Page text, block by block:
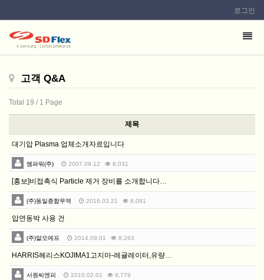
로그인
이
면
록
시
고객 Q&A
Total 19 / 1 Page
제목
대기압 Plasma 업체소개자료입니다
엠파워(주) 2007.09.12 8,031
[홍보]비접촉식 Particle 제거 장비를 소개합니다…
(주)동일종합무역 2016.03.21 8,091
압연동박 사용 건
(주)알오에프 2014.09.01 8,263
HARRIS헤리스KOJIMA1고지마-레귤레이터,유량계,…
서원씨엔피 2010.02.01 9,779